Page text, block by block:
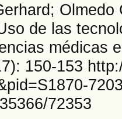
de las
médicas
150-153
72353